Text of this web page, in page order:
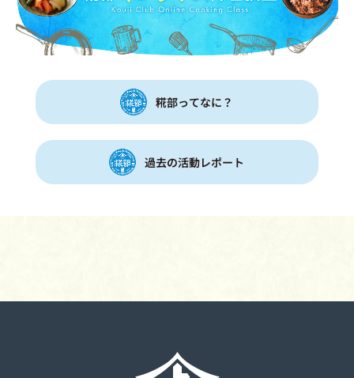
糀部ってなに？
過去の活動レポート